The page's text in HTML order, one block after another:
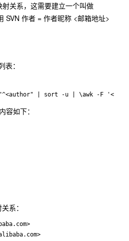
关系，这需要建立一个叫做
SVN 作者 = 作者昵称 <邮箱地址>
：
| sort -u | \awk -F
容如下：
系：